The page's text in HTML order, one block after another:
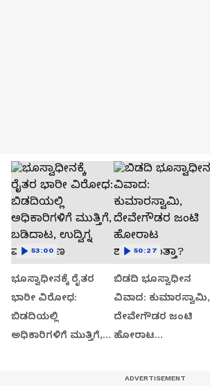
ಭೂಸ್ವಾಧೀನಕ್ಕೆ ರೈತರ
ಭಾರೀ ವಿರೋಧ:
ಬಿಡದಿಯಲ್ಲಿ
ಅಧಿಕಾರಿಗಳಿಗೆ ಮುತ್ತಿಗೆ,
53:00
ಬಿಡದಿ ಭೂಸ್ವಾಧೀನ
ವಿವಾದ: ಕುಮಾರಸ್ವಾಮಿ,
ದೇವೇಗೌಡರ ಜಂಟಿ
ಹೋರಾಟ
50:27